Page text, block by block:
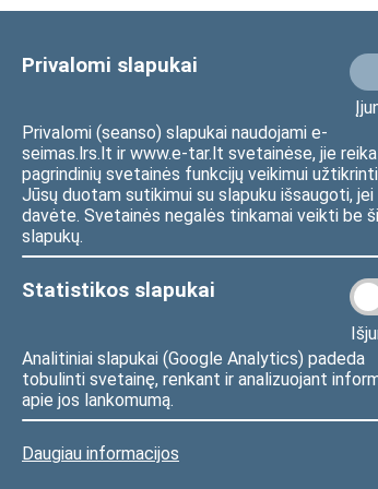
Privalomi slapukai
Privalomi (seanso) slapukai naudojami e-
seimas.lrs.lt ir www.e-tar.lt svetainėse, jie
pagrindinių svetainės funkcijų veikimui
Jūsų duotam sutikimui su slapuku išsaugoti,
davėte. Svetainės negalės tinkamai veikti be
slapukų.
Statistikos slapukai
Analitiniai slapukai (Google Analytics) padeda
tobulinti svetainę, renkant ir analizuojant
apie jos lankomumą.
Daugiau informacijos
Sudėtis
Seimo
Pradžia>Seimo posėdžiai>
2008-11-18